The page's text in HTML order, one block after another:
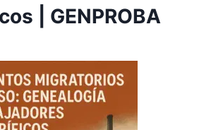
| GENPROBA